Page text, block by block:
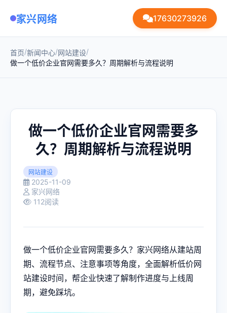
家兴网络 17630273926
首页/新闻中心/网站建设/
做一个低价企业官网需要多久？周期解析与流程说明
做一个低价企业官网需要多
久？周期解析与流程说明
网站建设
2025-11-09
家兴网络
112阅读
做一个低价企业官网需要多久？家兴网络从建站周
期、流程节点、注意事项等角度，全面解析低价网
站建设时间，帮企业快速了解制作进度与上线周
期，避免踩坑。